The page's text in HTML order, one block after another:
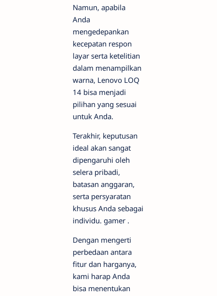
Namun, apabila
Anda
mengedepankan
kecepatan respon
layar serta ketelitian
dalam menampilkan
warna, Lenovo LOQ
14 bisa menjadi
pilihan yang sesuai
untuk Anda.
Terakhir, keputusan
ideal akan sangat
dipengaruhi oleh
selera pribadi,
batasan anggaran,
serta persyaratan
khusus Anda sebagai
individu. gamer .
Dengan mengerti
perbedaan antara
fitur dan harganya,
kami harap Anda
bisa menentukan